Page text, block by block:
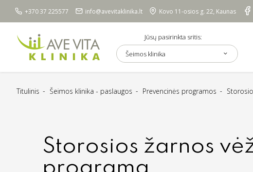
+370 37 225577 info@avevitaklinika.lt Kovo 11-osios g. 22, Kaunas
Jūsų pasirinkta sritis:
Šeimos klinika
Titulinis Šeimos klinika - paslaugos Prevencinės programos
Storosios žarnos